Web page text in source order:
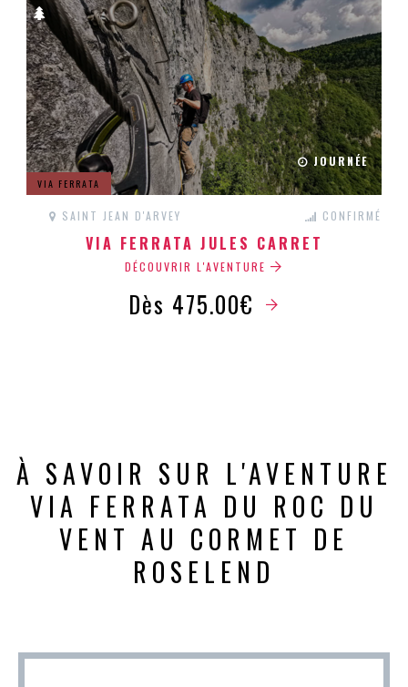
JOURNÉE
VIA FERRATA
SAINT JEAN D'ARVEY CONFIRMÉ
VIA FERRATA JULES CARRET
DÉCOUVRIR L'AVENTURE
Dès 475.00€
À SAVOIR SUR L'AVENTURE
VIA FERRATA DU ROC DU
VENT AU CORMET DE
ROSELEND